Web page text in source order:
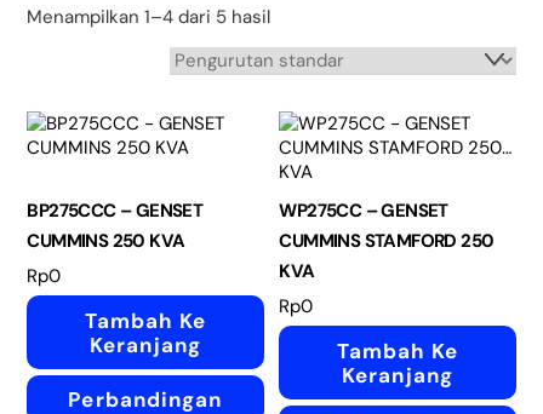
Menampilkan 1–4 dari 5 hasil
BP275CCC – GENSET
CUMMINS 250 KVA
Rp0
Tambah Ke
Keranjang
Perbandingan
WP275CC – GENSET
CUMMINS STAMFORD 250
KVA
Rp0
Tambah Ke
Keranjang